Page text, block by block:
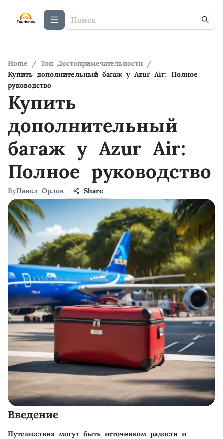
Home / Топ Достопримечательности /
Купить дополнительный багаж у Azur Air: Полное
руководство
Купить
дополнительный
багаж у Azur Air:
Полное руководство
ByПавел Орлов Share
Введение
Путешествия могут быть источником радости и